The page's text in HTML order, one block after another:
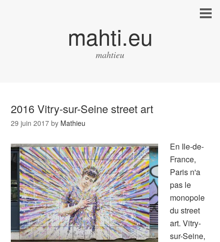
mahti.eu
mahtieu
2016 Vitry-sur-Seine street art
29 juin 2017 by Mathieu
En Ile-de-
France,
Paris n'a
pas le
monopole
du street
art. Vitry-
sur-Seine,